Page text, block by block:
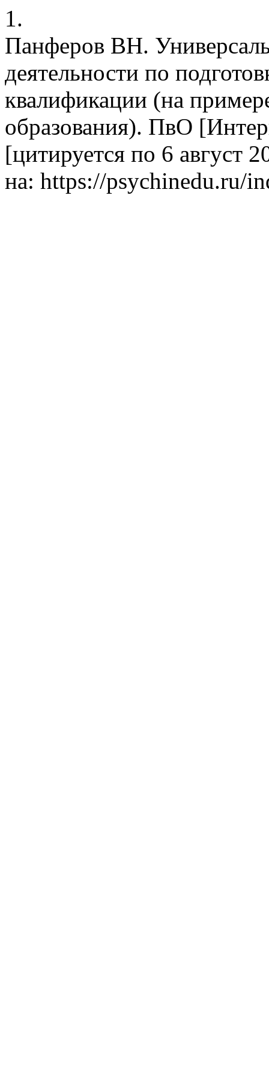
1.
Панферов ВН.
деятельности по
квалификации (на
образования). ПвО
[цитируется по 6 август
на: https://psychinedu.ru/